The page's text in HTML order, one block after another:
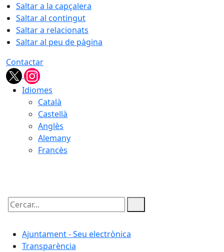
Saltar a la capçalera
Saltar al contingut
Saltar a relacionats
Saltar al peu de pàgina
Contactar
Idiomes
Català
Castellà
Anglès
Alemany
Francès
Cercar:
Ajuntament - Seu electrònica
Transparència